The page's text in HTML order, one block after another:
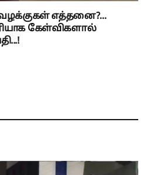
எத்தனை?...
கேள்விகளால்